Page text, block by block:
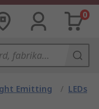
0
Emitting
/ LEDs